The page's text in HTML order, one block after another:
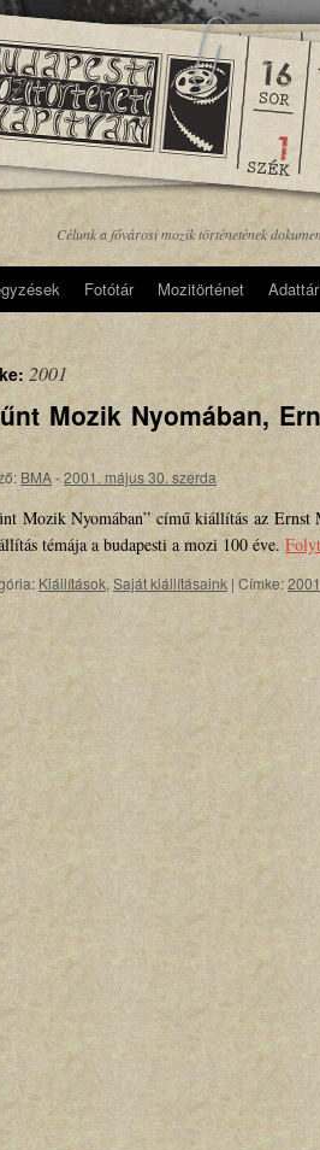
Célunk a fővárosi mozik történetének
Fotótár Mozitörténet Adattár
2001
Mozik Nyomában,
BMA-2001. május 30. szerda
Mozik Nyomában” című kiállítás az
témája a budapesti a mozi 100 éve.
Kiállítások,Saját kiállításaink| Címke:2001